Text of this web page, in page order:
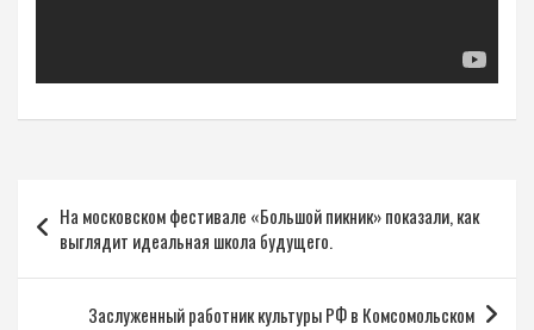
по
записям
На московском фестивале «Большой пикник» показали, как
выглядит идеальная школа будущего.
Заслуженный работник культуры РФ в Комсомольском